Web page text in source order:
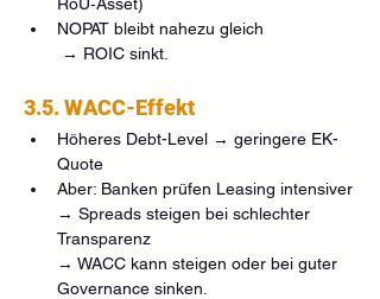
NOPAT bleibt nahezu gleich
→ ROIC sinkt.
3.5. WACC-Effekt
Höheres Debt-Level → geringere EK-
Quote
Aber: Banken prüfen Leasing intensiver
→ Spreads steigen bei schlechter
Transparenz
→ WACC kann steigen oder bei guter
Governance sinken.